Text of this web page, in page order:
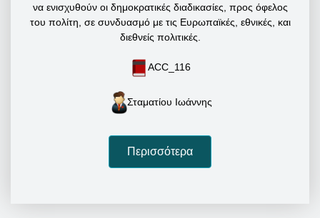
να ενισχυθούν οι δημοκρατικές διαδικασίες, προς όφελος
του πολίτη, σε συνδυασμό με τις Ευρωπαϊκές, εθνικές, και
διεθνείς πολιτικές.
ACC_116
Σταματίου Ιωάννης
Περισσότερα